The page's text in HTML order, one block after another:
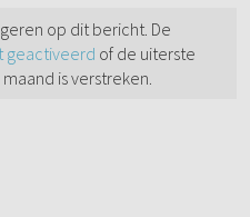
op dit bericht. De
geactiveerd of de uiterste
is verstreken.